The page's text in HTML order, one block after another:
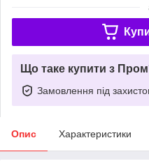
Що таке купити з
Замовлення під
Опис Характеристики